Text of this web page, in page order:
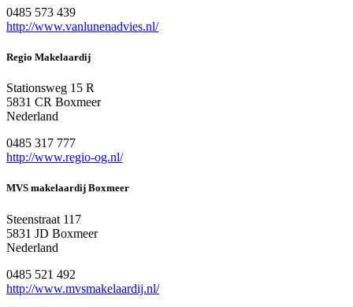
0485 573 439
http://www.vanlunenadvies.nl/
Regio Makelaardij
Stationsweg 15 R
5831 CR Boxmeer
Nederland
0485 317 777
http://www.regio-og.nl/
MVS makelaardij Boxmeer
Steenstraat 117
5831 JD Boxmeer
Nederland
0485 521 492
http://www.mvsmakelaardij.nl/